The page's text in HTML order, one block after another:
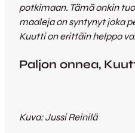
potkimaan. Tämä onkin
maaleja on syntynyt joka
Kuutti on erittäin helppo
Paljon onnea,
Kuva: Jussi Reinilä